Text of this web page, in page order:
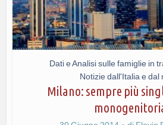
Dati e Analisi sulle famiglie in
Notizie dall'Italia e dal
Milano: sempre più